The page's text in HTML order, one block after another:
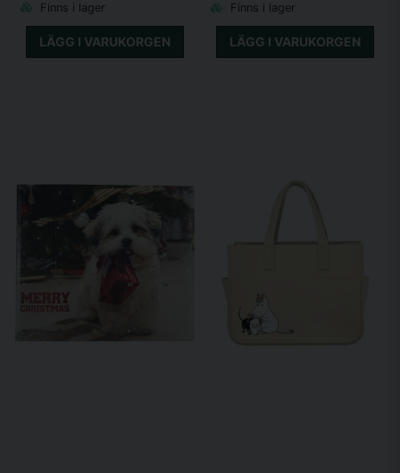
Finns i lager
LÄGG I VARUKORGEN
Finns i lager
LÄGG I VARUKORGEN